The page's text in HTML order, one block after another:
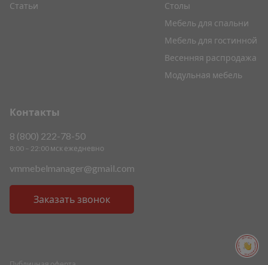
ПОМОЩЬ ПОМОЩЬ ПОМОЩЬ ПОМОЩЬ
Контакты
8 (800) 222-78-50
8:00 – 22:00 мск ежедневно
vmmebelmanager@gmail.com
Заказать звонок
Столы
Мебель для спальни
Мебель для гостинной
Весенняя распродажа
Модульная мебель
Статьи